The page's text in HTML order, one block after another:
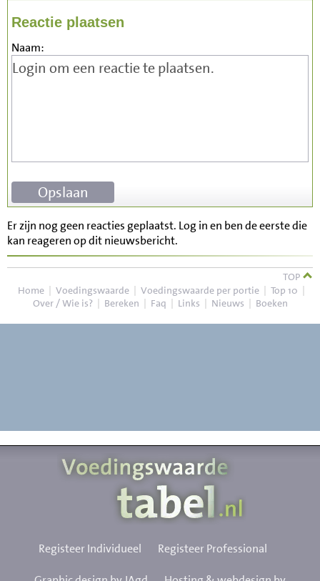
Reactie plaatsen
Naam:
Er zijn nog geen reacties geplaatst. Log in en ben de eerste die
kan reageren op dit nieuwsbericht.
TOP
Home | Voedingswaarde | Voedingswaarde per portie | Top 10 |
Over / Wie is? | Bereken | Faq | Links | Nieuws | Boeken
Registeer Individueel Registeer Professional